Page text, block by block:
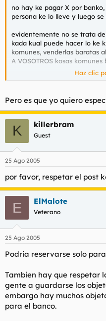
no hay ke pagar X por
persona ke lo lleve y luego
evidentemente no se trata
kada kual puede hacer lo ke
komunes, venderlas baratas
A VOSOTROS kosas komunes
es komo AH, pero kon un
todos vendemos y todos
esperar pujas, y sin
Haz clic
Pero es que yo quiero
K killerbram
Guest
25 Ago 2005
por favor, respetar el post
E ElMalote
Veterano
25 Ago 2005
Podria reservarse solo
Tambien hay que respetar
gente a guardarse los
embargo hay muchos
para el banco.